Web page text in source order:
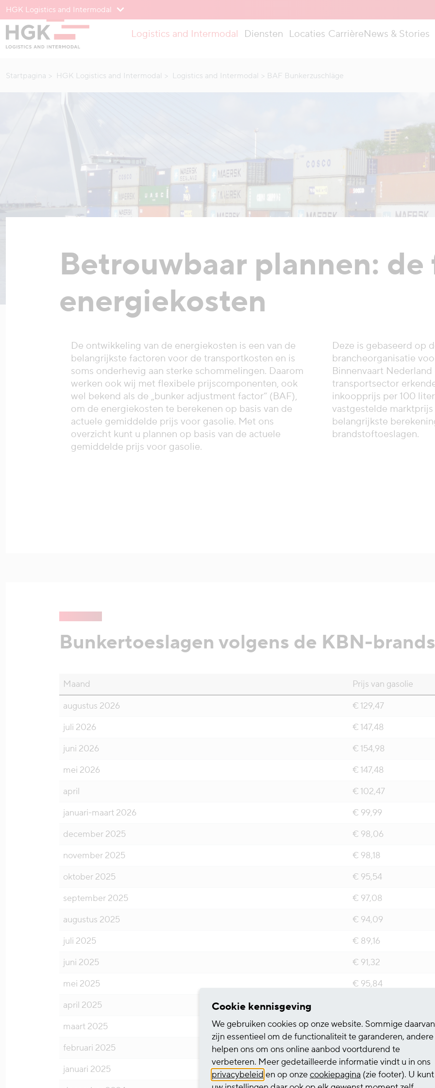
Om te menu
Naar inhoud
HGK Logistics and Intermodal
Logistics and Intermodal Diensten Locaties CarrièreNews & Stories
Startpagina HGK Logistics and Intermodal Logistics and Intermodal BAF Bunkerzuschläge
Betrouwbaar plannen:
energiekosten
De ontwikkeling van de energiekosten is een van de
belangrijkste factoren voor de transportkosten en is
soms onderhevig aan sterke schommelingen. Daarom
werken ook wij met flexibele prijscomponenten, ook
wel bekend als de „bunker adjustment factor“ (BAF),
om de energiekosten te berekenen op basis van de
actuele gemiddelde prijs voor gasolie. Met ons
overzicht kunt u plannen op basis van de actuele
gemiddelde prijs voor gasolie.
Deze is gebaseerd op
brancheorganisatie
Binnenvaart
transportsector
inkoopprijs per 100
vastgestelde
belangrijkste
brandstoftoeslagen.
Bunkertoeslagen volgens de KBN-
Maand
Prijs van gasolie
augustus 2026
€ 129,47
juli 2026
€ 147,48
juni 2026
€ 154,98
mei 2026
€ 147,48
april
€ 102,47
januari-maart 2026
€ 99,99
december 2025
€ 98,06
november 2025
€ 98,18
oktober 2025
€ 95,54
september 2025
€ 97,08
augustus 2025
€ 94,09
juli 2025
€ 89,16
juni 2025
€ 91,32
mei 2025
€ 95,84
april 2025
maart 2025
€ 101,70
februari 2025
€ 98,99
januari 2025
€ 97,97
Cookie kennisgeving
We gebruiken cookies op onze website. Sommige daarvan
zijn essentieel om de functionaliteit te garanderen, andere
helpen ons om ons online aanbod voortdurend te
verbeteren. Meer gedetailleerde informatie vindt u in ons
privacybeleid en op onzecookiepagina (zie footer). U kunt